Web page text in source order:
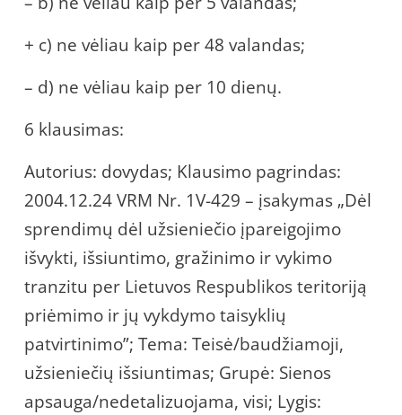
+ c) ne vėliau kaip per 48 valandas;
– d) ne vėliau kaip per 10 dienų.
6 klausimas:
Autorius: dovydas; Klausimo pagrindas:
2004.12.24 VRM Nr. 1V-429 – įsakymas „Dėl
sprendimų dėl užsieniečio įpareigojimo
išvykti, išsiuntimo, gražinimo ir vykimo
tranzitu per Lietuvos Respublikos teritoriją
priėmimo ir jų vykdymo taisyklių
patvirtinimo”; Tema: Teisė/baudžiamoji,
užsieniečių išsiuntimas; Grupė: Sienos
apsauga/nedetalizuojama, visi; Lygis: